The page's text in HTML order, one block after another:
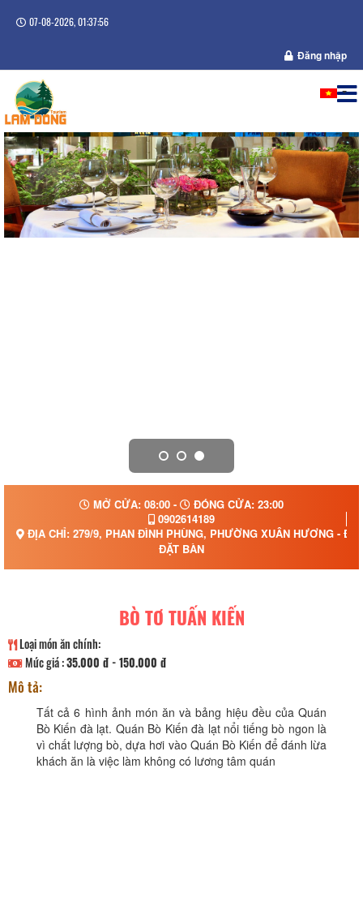
07-08-2026, 01:37:56
Đăng nhập
MỞ CỬA: 08:00 -
ĐÓNG CỬA: 23:00
0902614189
ĐỊA CHỈ: 279/9, PHAN ĐÌNH PHÙNG, PHƯỜNG XUÂN HƯƠNG - ĐÀ
ĐẶT BÀN
BÒ TƠ TUẤN KIẾN
Loại món ăn chính:
Mức giá :35.000 đ - 150.000 đ
Mô tả:
Tất cả 6 hình ảnh món ăn và bảng hiệu đều của Quán
Bò Kiến đà lạt. Quán Bò Kiến đà lạt nổi tiếng bò ngon là
vì chất lượng bò, dựa hơi vào Quán Bò Kiến để đánh lừa
khách ăn là việc làm không có lương tâm quán